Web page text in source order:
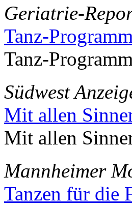
Geriatrie-
Tanz-
Tanz-
Südwest
Mit allen
Mit allen
Mannheimer
Tanzen für die